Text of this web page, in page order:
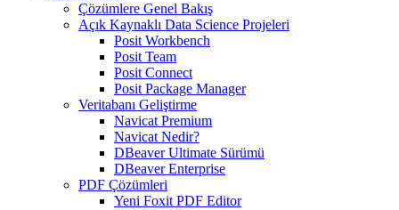
Çözümlere Genel Bakış
Açık Kaynaklı Data Science Projeleri
Posit Workbench
Posit Team
Posit Connect
Posit Package Manager
Veritabanı Geliştirme
Navicat Premium
Navicat Nedir?
DBeaver Ultimate Sürümü
DBeaver Enterprise
PDF Çözümleri
Yeni Foxit PDF Editor